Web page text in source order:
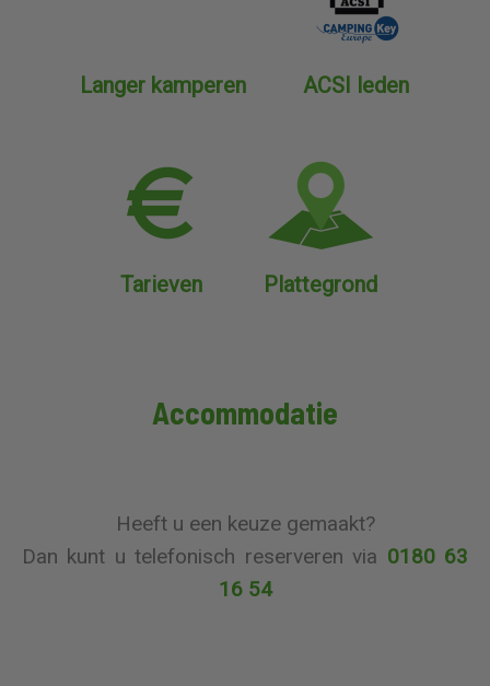
Langer kamperen ACSI leden
Tarieven Plattegrond
Accommodatie
Heeft u een keuze gemaakt?
Dan kunt u telefonisch reserveren via 0180 63
16 54